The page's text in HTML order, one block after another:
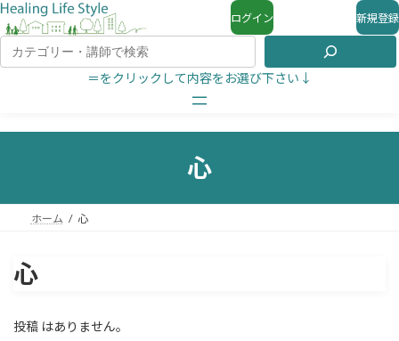
ログイン 新規登録
＝をクリックして内容をお選び下さい↓
心
ホーム 心
心
投稿 はありません。